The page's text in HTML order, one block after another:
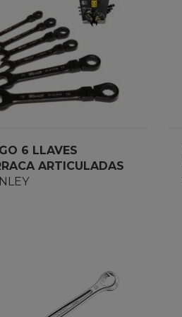
6 LLAVES
ARTICULADAS
91444